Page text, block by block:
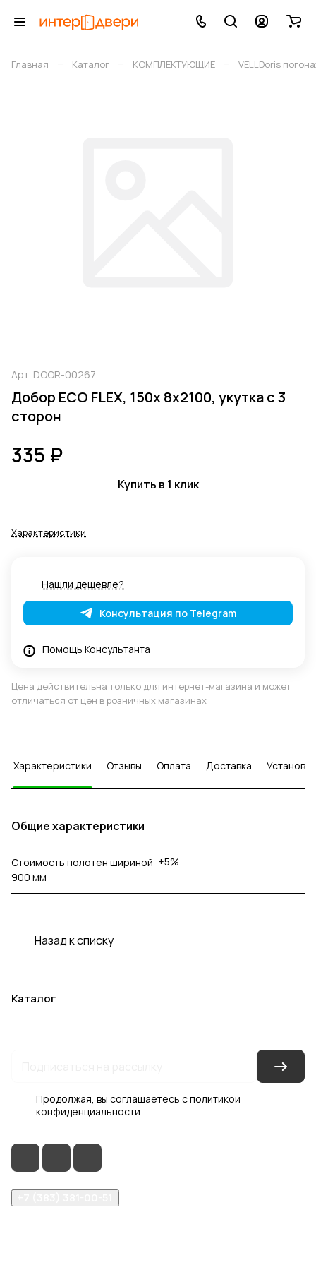
Главная – Каталог – КОМПЛЕКТУЮЩИЕ – VELLDoris
Арт. DOOR-00267
Добор ECO FLEX, 150х 8х2100, укутка с 3
сторон
335 ₽
Купить в 1 клик
Характеристики
Нашли дешевле?
Консультация по Telegram
Помощь Консультанта
Цена действительна только для интернет-магазина и может
отличаться от цен в розничных магазинах
Характеристики Отзывы Оплата Доставка Установка
Общие характеристики
Стоимость полотен шириной
900 мм
+5%
Назад к списку
Каталог
Продолжая, вы соглашаетесь сполитикой
конфиденциальности